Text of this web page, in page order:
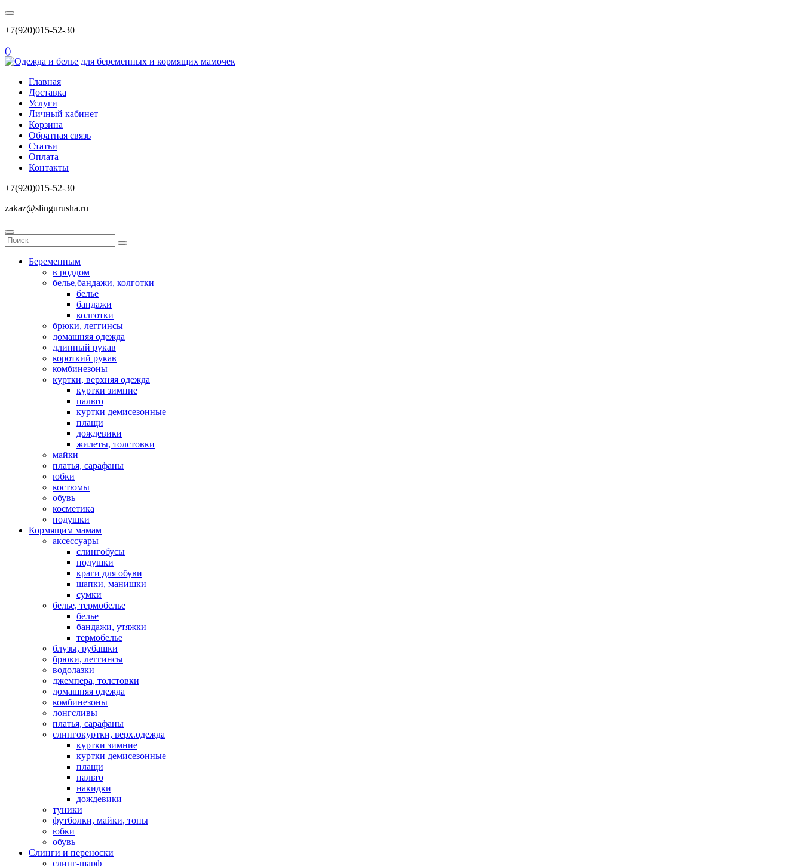
+7(920)015-52-30
()
Главная
Доставка
Услуги
Личный кабинет
Корзина
Обратная связь
Статьи
Оплата
Контакты
+7(920)015-52-30
zakaz@slingurusha.ru
Беременным
в роддом
белье,бандажи, колготки
белье
бандажи
колготки
брюки, леггинсы
домашняя одежда
длинный рукав
короткий рукав
комбинезоны
куртки, верхняя одежда
куртки зимние
пальто
куртки демисезонные
плащи
дождевики
жилеты, толстовки
майки
платья, сарафаны
юбки
костюмы
обувь
косметика
подушки
Кормящим мамам
аксессуары
слингобусы
подушки
краги для обуви
шапки, манишки
сумки
белье, термобелье
белье
бандажи, утяжки
термобелье
блузы, рубашки
брюки, леггинсы
водолазки
джемпера, толстовки
домашняя одежда
комбинезоны
лонгсливы
платья, сарафаны
слингокуртки, верх.одежда
куртки зимние
куртки демисезонные
плащи
пальто
накидки
дождевики
туники
футболки, майки, топы
юбки
обувь
Слинги и переноски
слинг-шарф